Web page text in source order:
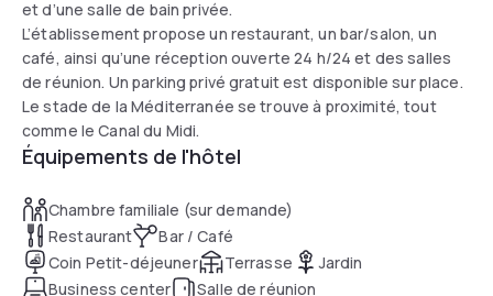
et d’une salle de bain privée.
L’établissement propose un restaurant, un bar/salon, un
café, ainsi qu’une réception ouverte 24 h/24 et des salles
de réunion. Un parking privé gratuit est disponible sur place.
Le stade de la Méditerranée se trouve à proximité, tout
comme le Canal du Midi.
Équipements de l'hôtel
Chambre familiale (sur demande)
Restaurant
Bar / Café
Coin Petit-déjeuner
Terrasse
Jardin
Business center
Salle de réunion